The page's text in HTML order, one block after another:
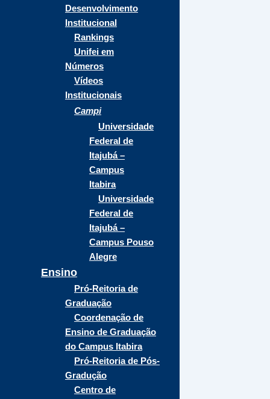
Desenvolvimento
Institucional
Rankings
Unifei em
Números
Vídeos
Institucionais
Campi
Universidade
Federal de
Itajubá –
Campus
Itabira
Universidade
Federal de
Itajubá –
Campus Pouso
Alegre
Ensino
Pró-Reitoria de
Graduação
Coordenação de
Ensino de Graduação
do Campus Itabira
Pró-Reitoria de Pós-
Gradução
Centro de